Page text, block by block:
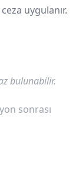
uygulanır.
bulunabilir.
sonrası